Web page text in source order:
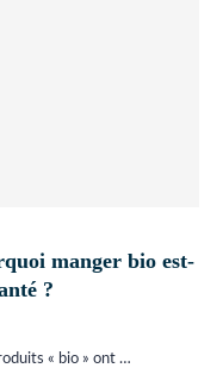
manger bio est-
?
« bio » ont …